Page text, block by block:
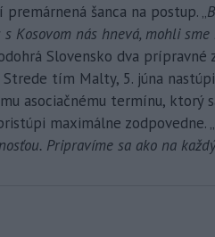
šanca na postup. „
s Kosovom nás hnevá, mohli
Slovensko dva prípravné
Strede tím Malty, 5. júna
asociačnému termínu, ktorý
maximálne zodpovedne. „
Pripravíme sa ako na